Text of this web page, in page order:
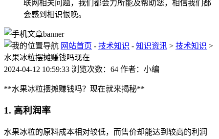
联网相关问题，我们都会力所能及帮助您，相信我们都
会感到相识恨晚。
网站首页 - 技术知识 - 知识资讯 > 技术知识 >
水果冰粒摆摊赚钱吗现在
2024-04-12 10:59:33 浏览次数：64 作者：小编
**水果冰粒摆摊赚钱吗？现在就来揭秘**
1. 高利润率
水果冰粒的原料成本相对较低，而售价却能达到较高的利润